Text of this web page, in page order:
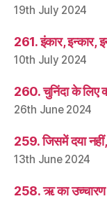
19th July 2024
261. इंकार, इन्कार,
10th July 2024
260. चुनिंदा के लिए
26th June 2024
259. जिसमें दया नहीं,
13th June 2024
258. ऋ का उच्चारण